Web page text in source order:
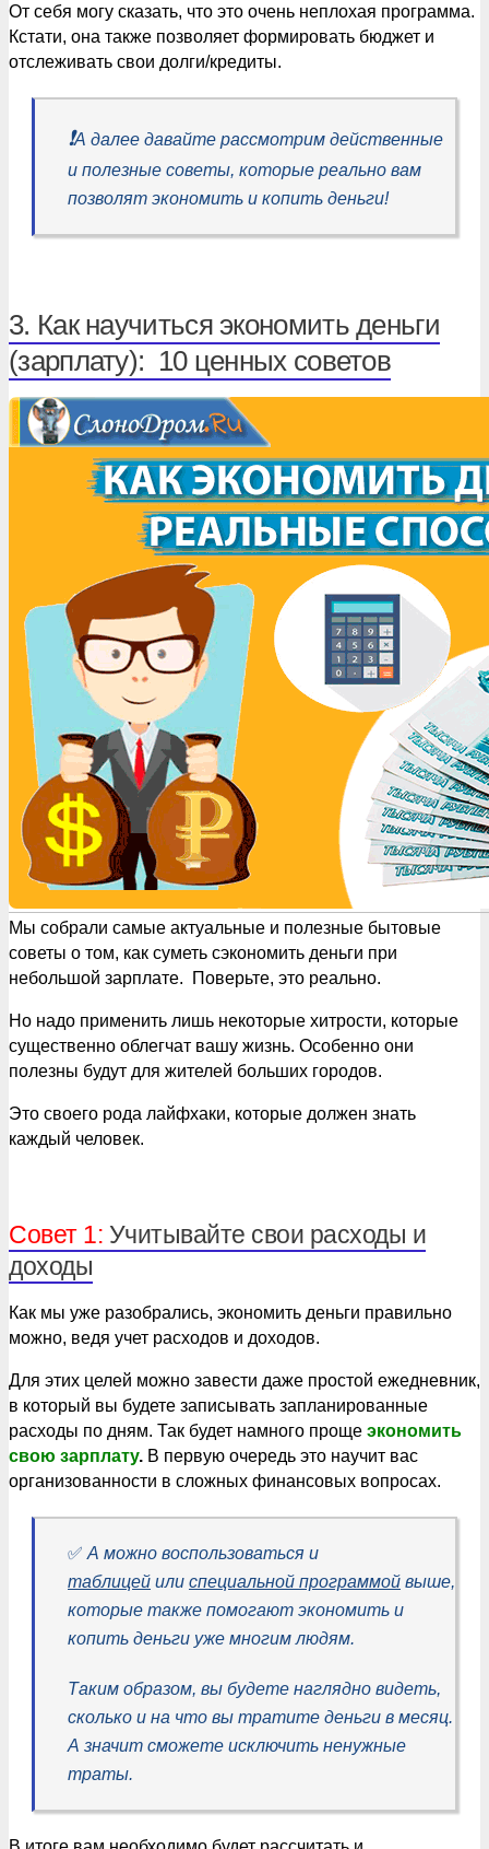
От себя могу сказать, что это очень неплохая программа.
Кстати, она также позволяет формировать бюджет и
отслеживать свои долги/кредиты.
❗️А далее давайте рассмотрим действенные
и полезные советы, которые реально вам
позволят экономить и копить деньги!
3. Как научиться экономить деньги
(зарплату): 10 ценных советов
Мы собрали самые актуальные и полезные бытовые
советы о том, как суметь сэкономить деньги при
небольшой зарплате.
Поверьте, это реально.
Но надо применить лишь некоторые хитрости, которые
существенно облегчат вашу жизнь. Особенно они
полезны будут для жителей больших городов.
Это своего рода лайфхаки, которые должен знать
каждый человек.
Совет 1: Учитывайте свои расходы и
доходы
Как мы уже разобрались, экономить деньги правильно
можно, ведя учет расходов и доходов.
Для этих целей можно завести даже простой ежедневник,
в который вы будете записывать запланированные
расходы по дням. Так будет намного проще экономить
свою зарплату. В первую очередь это научит вас
организованности в сложных финансовых вопросах.
✅ А можно воспользоваться и
таблицей или специальной программой выше,
которые также помогают экономить и
копить деньги уже многим людям.
Таким образом, вы будете наглядно видеть,
сколько и на что вы тратите деньги в месяц.
А значит сможете исключить ненужные
траты.